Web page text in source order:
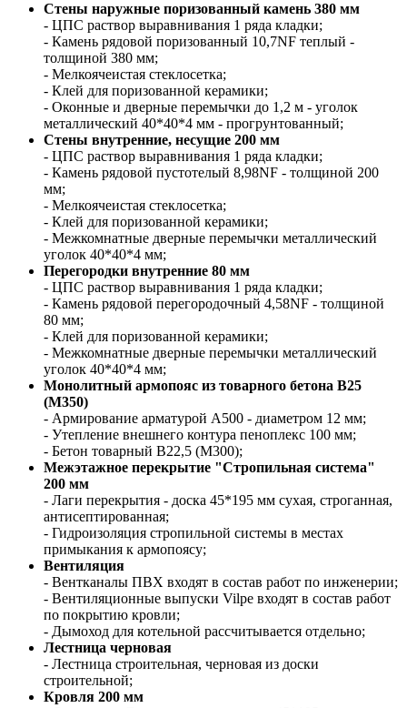
Стены наружные поризованный камень 380 мм
- ЦПС раствор выравнивания 1 ряда кладки;
- Камень рядовой поризованный 10,7NF теплый -
толщиной 380 мм;
- Мелкоячеистая стеклосетка;
- Клей для поризованной керамики;
- Оконные и дверные перемычки до 1,2 м - уголок
металлический 40*40*4 мм - прогрунтованный;
Стены внутренние, несущие 200 мм
- ЦПС раствор выравнивания 1 ряда кладки;
- Камень рядовой пустотелый 8,98NF - толщиной 200
мм;
- Мелкоячеистая стеклосетка;
- Клей для поризованной керамики;
- Межкомнатные дверные перемычки металлический
уголок 40*40*4 мм;
Перегородки внутренние 80 мм
- ЦПС раствор выравнивания 1 ряда кладки;
- Камень рядовой перегородочный 4,58NF - толщиной
80 мм;
- Клей для поризованной керамики;
- Межкомнатные дверные перемычки металлический
уголок 40*40*4 мм;
Монолитный армопояс из товарного бетона В25
(М350)
- Армирование арматурой А500 - диаметром 12 мм;
- Утепление внешнего контура пеноплекс 100 мм;
- Бетон товарный В22,5 (М300);
Межэтажное перекрытие "Стропильная система"
200 мм
- Лаги перекрытия - доска 45*195 мм сухая, строганная,
антисептированная;
- Гидроизоляция стропильной системы в местах
примыкания к армопоясу;
Вентиляция
- Вентканалы ПВХ входят в состав работ по инженерии;
- Вентиляционные выпуски Vilpe входят в состав работ
по покрытию кровли;
- Дымоход для котельной рассчитывается отдельно;
Лестница черновая
- Лестница строительная, черновая из доски
строительной;
Кровля 200 мм